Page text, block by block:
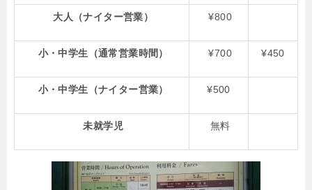
大人（ナイター営業） ¥800
小・中学生（通常営業時間） ¥700 ¥450
小・中学生（ナイター営業） ¥500
未就学児 無料